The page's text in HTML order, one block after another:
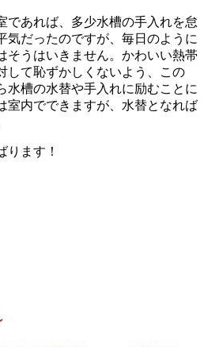
であれば、多少水槽の手入れを怠
気だったのですが、毎日のように
そうはいきません。かわいい熱帯
して恥ずかしくないよう、この
水槽の水替や手入れに励むことに
室内でできますが、水替となれば
ります！